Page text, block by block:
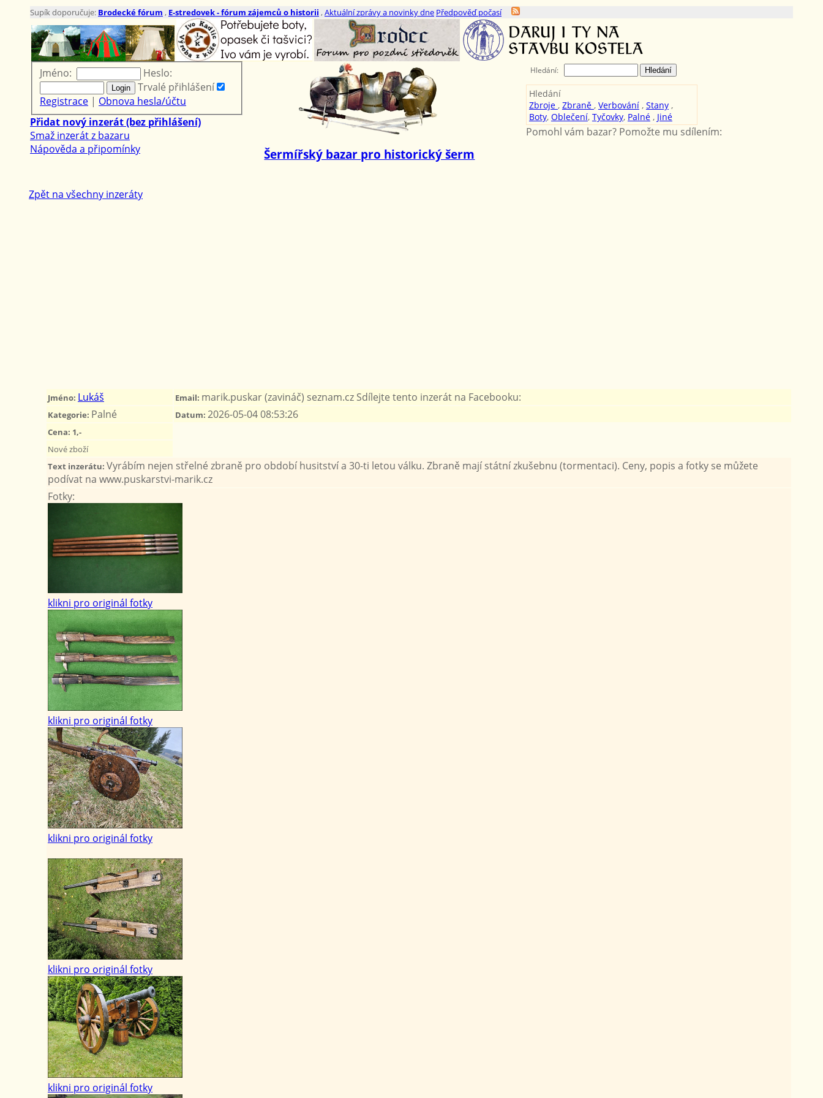
Supík doporučuje: Brodecké fórum , E-stredovek - fórum zájemců o historii ,Aktuální zprávy a novinky dne Předpověď počasí
Šermířský bazar pro historický šerm
Jméno:
Heslo:
Trvalé přihlášení
Registrace | Obnova hesla/účtu
Přidat nový inzerát (bez přihlášení)
Smaž inzerát z bazaru
Nápověda a připomínky
Hledání:
Hledání
Zbroje , Zbraně , Verbování, Stany,
Boty, Oblečení, Tyčovky, Palné, Jiné
Pomohl vám bazar? Pomožte mu sdílením:
Zpět na všechny inzeráty
Jméno: Lukáš Email: marik.puskar (zavináč) seznam.cz Sdílejte tento inzerát na Facebooku:
Kategorie: Palné Datum: 2026-05-04 08:53:26
Cena: 1,-
Nové zboží
Text inzerátu: Vyrábím nejen střelné zbraně pro období husitství a 30-ti letou válku. Zbraně mají státní zkušebnu (tormentaci). Ceny, popis a fotky se můžete
podívat na www.puskarstvi-marik.cz
Fotky:
klikni pro originál fotky
klikni pro originál fotky
klikni pro originál fotky
klikni pro originál fotky
klikni pro originál fotky